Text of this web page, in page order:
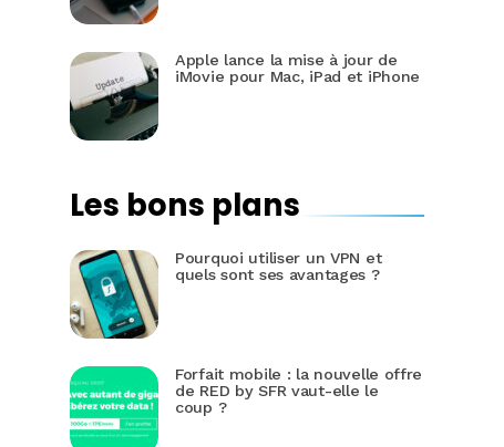
Apple lance la mise à jour de
iMovie pour Mac, iPad et iPhone
Les bons plans
Pourquoi utiliser un VPN et
quels sont ses avantages ?
Forfait mobile : la nouvelle offre
de RED by SFR vaut-elle le
coup ?